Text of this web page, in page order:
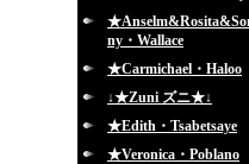
ny・Wallace
★Carmichael・Haloo
↓★Zuni ズニ★↓
★Edith・Tsabetsaye
★Veronica・Poblano